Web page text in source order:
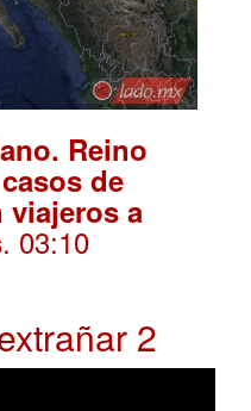
Reino
de
a
. 03:10
2